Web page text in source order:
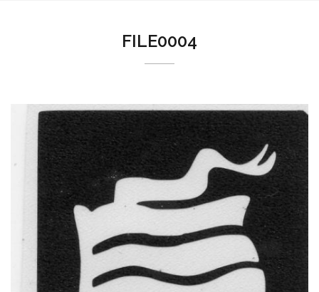
FILE0004